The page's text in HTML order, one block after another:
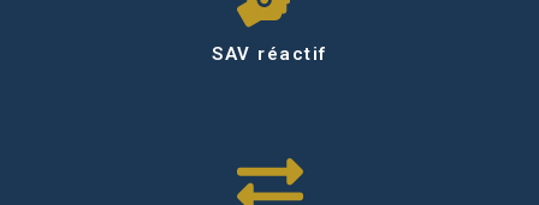
SAV réactif